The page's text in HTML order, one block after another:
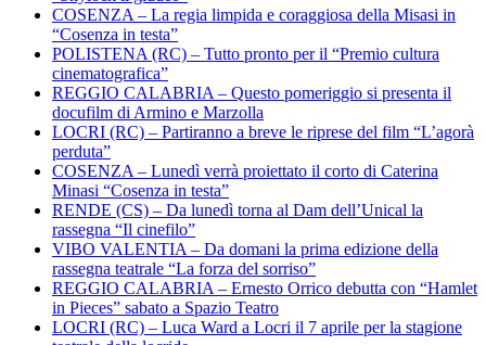
COSENZA – La regia limpida e coraggiosa della Misasi in
“Cosenza in testa”
POLISTENA (RC) – Tutto pronto per il “Premio cultura
cinematografica”
REGGIO CALABRIA – Questo pomeriggio si presenta il
docufilm di Armino e Marzolla
LOCRI (RC) – Partiranno a breve le riprese del film “L’agorà
perduta”
COSENZA – Lunedì verrà proiettato il corto di Caterina
Minasi “Cosenza in testa”
RENDE (CS) – Da lunedì torna al Dam dell’Unical la
rassegna “Il cinefilo”
VIBO VALENTIA – Da domani la prima edizione della
rassegna teatrale “La forza del sorriso”
REGGIO CALABRIA – Ernesto Orrico debutta con “Hamlet
in Pieces” sabato a Spazio Teatro
LOCRI (RC) – Luca Ward a Locri il 7 aprile per la stagione